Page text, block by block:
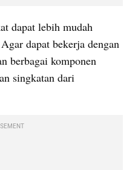
dapat lebih mudah
dapat bekerja dengan
berbagai komponen